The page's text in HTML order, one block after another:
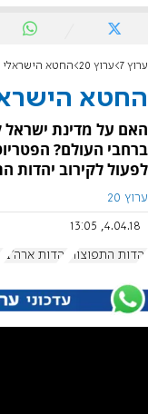
ערוץ 7 ערוץ 20 החטא הישראלי
החטא
האם על מדינת
ברחבי העולם?
לפעול לקירוב יהדות
ערוץ 20
4.04.18, 13:05
יהדות התפוצות יהדות ארה"ב